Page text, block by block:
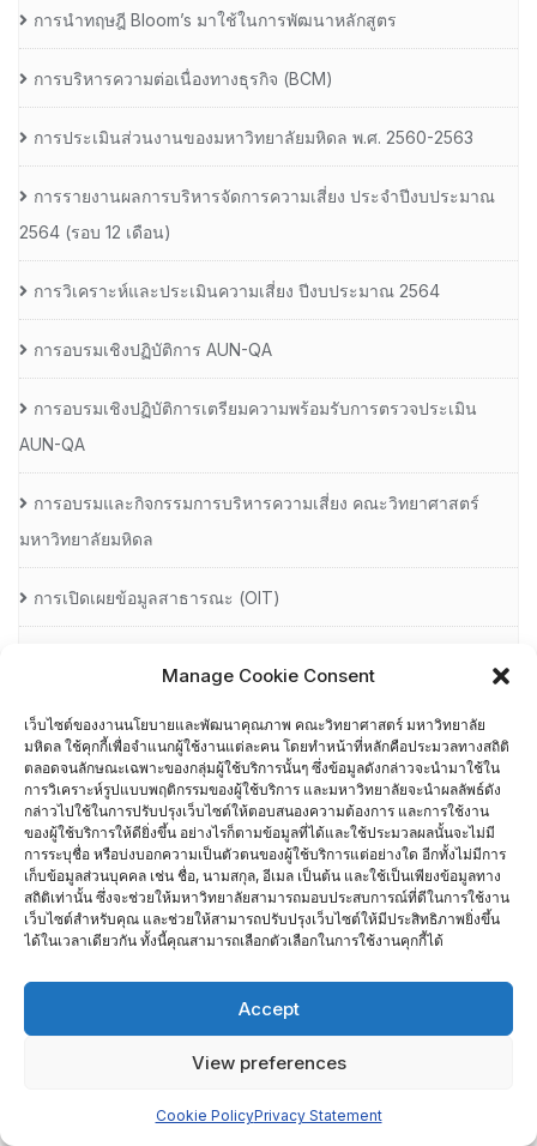
Manage Cookie Consent
เว็บไซต์ของงานนโยบายและพัฒนาคุณภาพ คณะวิทยาศาสตร์ มหาวิทยาลัย
มหิดล ใช้คุกกี้เพื่อจำแนกผู้ใช้งานแต่ละคน โดยทำหน้าที่หลักคือประมวลทางสถิติ
ตลอดจนลักษณะเฉพาะของกลุ่มผู้ใช้บริการนั้นๆ ซึ่งข้อมูลดังกล่าวจะนำมาใช้ใน
การวิเคราะห์รูปแบบพฤติกรรมของผู้ใช้บริการ และมหาวิทยาลัยจะนำผลลัพธ์ดัง
กล่าวไปใช้ในการปรับปรุงเว็บไซต์ให้ตอบสนองความต้องการ และการใช้งาน
ของผู้ใช้บริการให้ดียิ่งขึ้น อย่างไรก็ตามข้อมูลที่ได้และใช้ประมวลผลนั้นจะไม่มี
การระบุชื่อ หรือบ่งบอกความเป็นตัวตนของผู้ใช้บริการแต่อย่างใด อีกทั้งไม่มีการ
เก็บข้อมูลส่วนบุคคล เช่น ชื่อ, นามสกุล, อีเมล เป็นต้น และใช้เป็นเพียงข้อมูลทาง
สถิติเท่านั้น ซึ่งจะช่วยให้มหาวิทยาลัยสามารถมอบประสบการณ์ที่ดีในการใช้งาน
เว็บไซต์สำหรับคุณ และช่วยให้สามารถปรับปรุงเว็บไซต์ให้มีประสิทธิภาพยิ่งขึ้น
ได้ในเวลาเดียวกัน ทั้งนี้คุณสามารถเลือกตัวเลือกในการใช้งานคุกกี้ได้
Accept
View preferences
Cookie PolicyPrivacy Statement
การนำทฤษฎี Bloom’s มาใช้ในการพัฒนาหลักสูตร
การบริหารความต่อเนื่องทางธุรกิจ (BCM)
การประเมินส่วนงานของมหาวิทยาลัยมหิดล พ.ศ. 2560-2563
การรายงานผลการบริหารจัดการความเสี่ยง ประจำปีงบประมาณ
2564 (รอบ 12 เดือน)
การวิเคราะห์และประเมินความเสี่ยง ปีงบประมาณ 2564
การอบรมเชิงปฏิบัติการ AUN-QA
การอบรมเชิงปฏิบัติการเตรียมความพร้อมรับการตรวจประเมิน
AUN-QA
การอบรมและกิจกรรมการบริหารความเสี่ยง คณะวิทยาศาสตร์
มหาวิทยาลัยมหิดล
การเปิดเผยข้อมูลสาธารณะ (OIT)
การเปิดเผยข้อมูลสาธารณะ (OIT) ประจำปีงบประมาณ พ.ศ. 2566
การเยี่ยมสำรวจกลุ่มสาขาวิชาชีวนวัตกรรมและผลิตภัณฑ์ฐาน
ชีวภาพอัจฉริยะ
การเยี่ยมสำรวจกลุ่มสาขาวิชาวัสดุศาสตร์และนวัตกรรมวัสดุ
การเยี่ยมสำรวจภาควิชา งานแพทยศาสตร์และบัณฑิตศึกษา
การเยี่ยมสำรวจภาควิชากายวิภาคศาสตร์
การเยี่ยมสำรวจภาควิชาคณิตศาสตร์